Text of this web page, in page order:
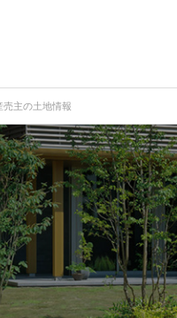
売主の土地情報